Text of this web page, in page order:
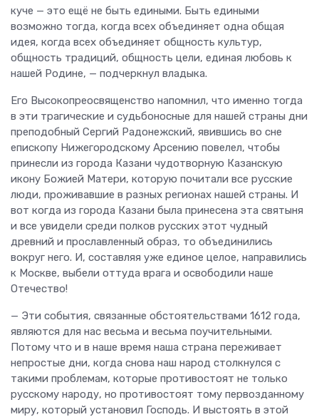
куче — это ещё не быть едиными. Быть едиными
возможно тогда, когда всех объединяет одна общая
идея, когда всех объединяет общность культур,
общность традиций, общность цели, единая любовь к
нашей Родине, — подчеркнул владыка.
Его Высокопреосвященство напомнил, что именно тогда
в эти трагические и судьбоносные для нашей страны дни
преподобный Сергий Радонежский, явившись во сне
епископу Нижегородскому Арсению повелел, чтобы
принесли из города Казани чудотворную Казанскую
икону Божией Матери, которую почитали все русские
люди, проживавшие в разных регионах нашей страны. И
вот когда из города Казани была принесена эта святыня
и все увидели среди полков русских этот чудный
древний и прославленный образ, то объединились
вокруг него. И, составляя уже единое целое, направились
к Москве, выбели оттуда врага и освободили наше
Отечество!
— Эти события, связанные обстоятельствами 1612 года,
являются для нас весьма и весьма поучительными.
Потому что и в наше время наша страна переживает
непростые дни, когда снова наш народ столкнулся с
такими проблемам, которые противостоят не только
русскому народу, но противостоят тому первозданному
миру, который установил Господь. И выстоять в этой